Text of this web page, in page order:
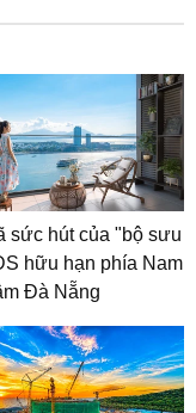
sức hút của "bộ sưu
hữu hạn phía Nam
Đà Nẵng